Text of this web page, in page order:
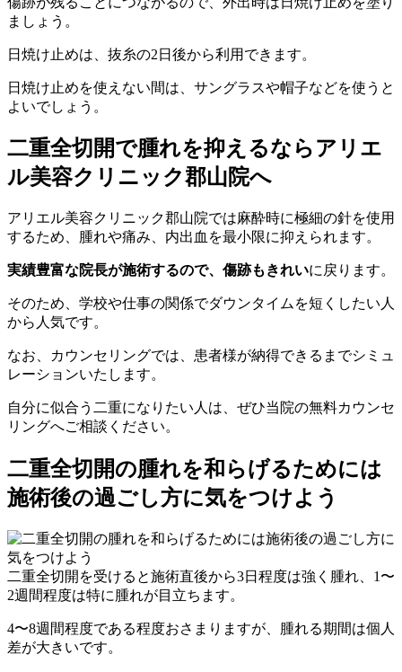
ましょう。
日焼け止めは、抜糸の2日後から利用できます。
日焼け止めを使えない間は、サングラスや帽子などを使うと
よいでしょう。
二重全切開で腫れを抑えるならアリエ
ル美容クリニック郡山院へ
アリエル美容クリニック郡山院では麻酔時に極細の針を使用
するため、腫れや痛み、内出血を最小限に抑えられます。
実績豊富な院長が施術するので、傷跡もきれいに戻ります。
そのため、学校や仕事の関係でダウンタイムを短くしたい人
から人気です。
なお、カウンセリングでは、患者様が納得できるまでシミュ
レーションいたします。
自分に似合う二重になりたい人は、ぜひ当院の無料カウンセ
リングへご相談ください。
二重全切開の腫れを和らげるためには
施術後の過ごし方に気をつけよう
二重全切開を受けると施術直後から3日程度は強く腫れ、1〜
2週間程度は特に腫れが目立ちます。
4〜8週間程度である程度おさまりますが、腫れる期間は個人
差が大きいです。